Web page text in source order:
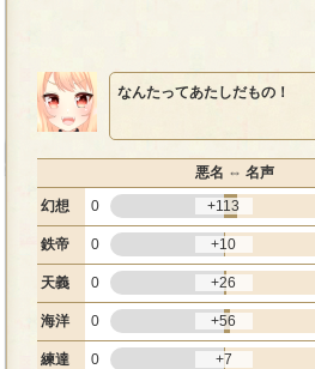
なんたってあたしだもの！
悪名 ⇔ 名声
幻想
0 +113
鉄帝 0 +10
天義 0 +26
海洋 0 +56
練達 0 +7